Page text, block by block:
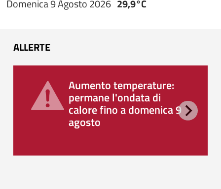
Domenica 9 Agosto 2026 29,9°C
ALLERTE
Aumento temperature:
permane l'ondata di
calore fino a domenica 9
agosto